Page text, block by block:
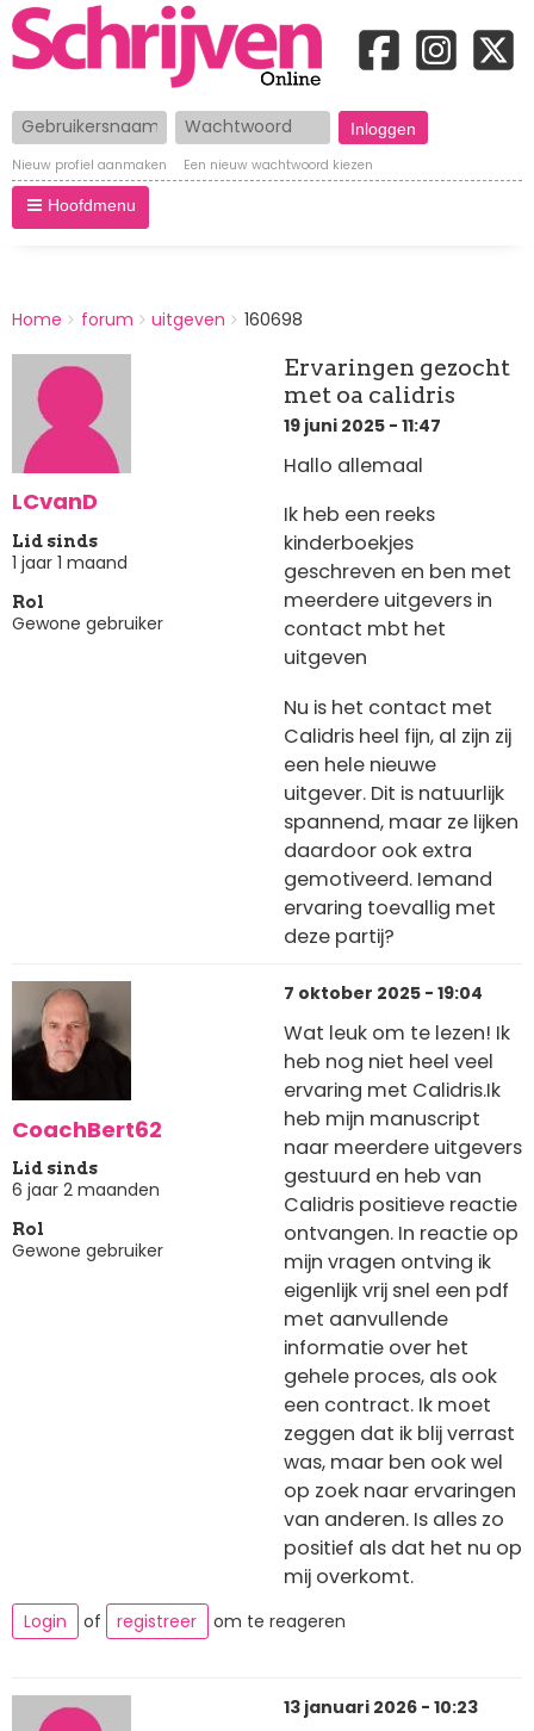
Gebruikersnaam Wachtwoord
Nieuw profiel aanmaken Een nieuw wachtwoord kiezen
Hoofdmenu
BREADCRUMBS
You
here:
Home forum uitgeven 160698
LCvanD
Lid sinds
1 jaar 1 maand
Rol
Gewone gebruiker
Ervaringen gezocht
met oa calidris
19 juni 2025 - 11:47
Hallo allemaal
Ik heb een reeks
kinderboekjes
geschreven en ben met
meerdere uitgevers in
contact mbt het
uitgeven
Nu is het contact met
Calidris heel fijn, al zijn zij
een hele nieuwe
uitgever. Dit is natuurlijk
spannend, maar ze lijken
daardoor ook extra
gemotiveerd. Iemand
ervaring toevallig met
deze partij?
CoachBert62
Lid sinds
6 jaar 2 maanden
Rol
Gewone gebruiker
7 oktober 2025 - 19:04
Wat leuk om te lezen! Ik
heb nog niet heel veel
ervaring met Calidris.Ik
heb mijn manuscript
naar meerdere uitgevers
gestuurd en heb van
Calidris positieve reactie
ontvangen. In reactie op
mijn vragen ontving ik
eigenlijk vrij snel een pdf
met aanvullende
informatie over het
gehele proces, als ook
een contract. Ik moet
zeggen dat ik blij verrast
was, maar ben ook wel
op zoek naar ervaringen
van anderen. Is alles zo
positief als dat het nu op
mij overkomt.
Login of registreer om te reageren
13 januari 2026 - 10:23